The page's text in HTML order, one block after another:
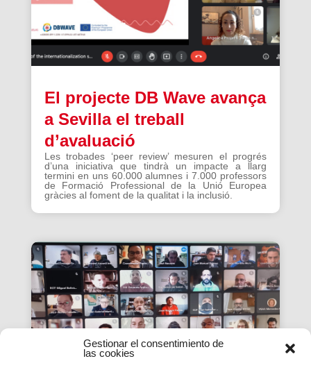
Gestionar el consentimiento de
las cookies
El projecte DB Wave avança
a Sevilla el treball
d’avaluació
Les trobades ‘peer review’ mesuren el progrés
d’una iniciativa que tindrà un impacte a llarg
termini en uns 60.000 alumnes i 7.000 professors
de Formació Professional de la Unió Europea
gràcies al foment de la qualitat i la inclusió.